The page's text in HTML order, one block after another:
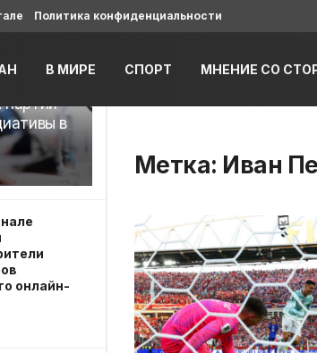
в
онлайн-
Политика конфиденциальности
В МИРЕ СПОРТ МНЕНИЕ СО
Метка: Иван